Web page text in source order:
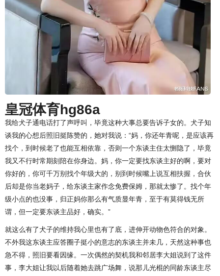
皇冠体育hg86a
我给犬子通电话打了声呼叫，毕竟这种大事总要告诉子女的。犬子知
谈我的心想后照旧挺陈赞的，她对我说：“妈，你还年青呢，是应该再
找个，到时候老了也能互相依靠，否则一个东谈主住太恻隐了，毕竟
我又不行时常期刻陪在你身边。妈，你一定要找东谈主好的啊，要对
你好的，你可千万别找个年级大的，别到时候嘴上说互相扶握，合伙
后却是你当老妈子，给东谈主家作念免费保姆，那就太惨了。找个年
级小点的也没事，归正妈你那么有气质显年青，至于有莫得钱无所
谓，但一定要东谈主品好，确实。”
就这么有了犬子的维持我心里也有了底，进伸开动物色符合的对象。
不外我这东谈主应答圈子挺小的意志的东谈主并未几，天然这种事也
急不得，照旧要看因缘。一次偶然的契机我和邻居李大姐说到了这件
事，李大姐让我以后随着她去跳广场舞，说那儿光棍的同龄东谈主尽